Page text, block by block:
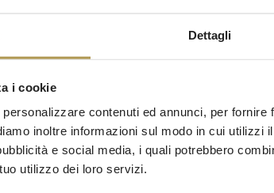
Dettagli
i cookie
contenuti ed annunci, per
inoltre informazioni sul modo in cui utilizzi
e social media, i quali potrebbero
utilizzo dei loro servizi.
nostri clienti apprezzano il fatto di non avere solo
Siamo felici del fatto di aver investito nei più
del gruppo Hewlett Packard, è leader
generazione per imprese di ogni grandezza.
alle aziende di servire l’ultima generazione di
aziendali basate su cloud per ogni aspetto